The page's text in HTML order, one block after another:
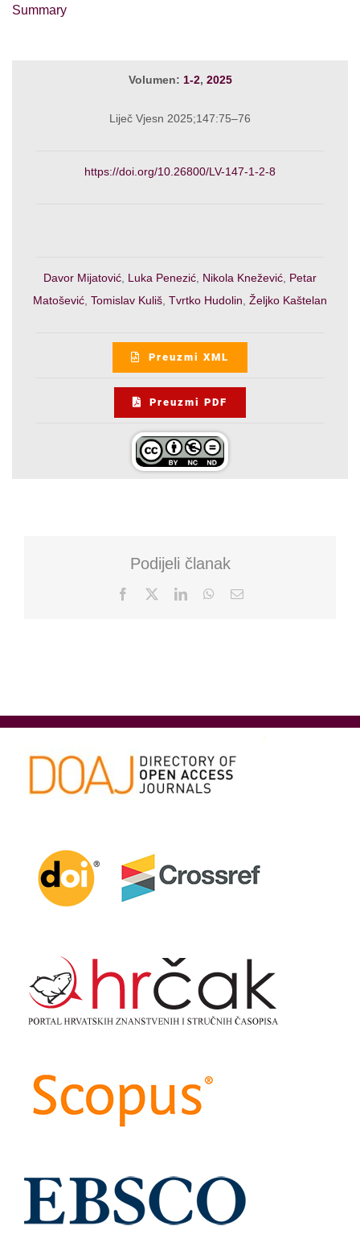
Summary
Volumen: 1-2, 2025
Liječ Vjesn 2025;147:75–76
https://doi.org/10.26800/LV-147-1-2-8
Davor Mijatović Luka Penezić Nikola Knežević Petar
Matošević Tomislav Kuliš Tvrtko Hudolin Željko Kaštelan
Preuzmi XML
Preuzmi PDF
Podijeli članak
Facebook LinkedInWhatsApp
Email: